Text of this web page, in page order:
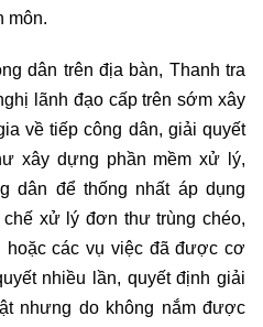
môn.
dân trên địa bàn, Thanh tra
lãnh đạo cấp trên sớm xây
về tiếp công dân, giải quyết
xây dựng phần mềm xử lý,
dân để thống nhất áp dụng
xử lý đơn thư trùng chéo,
các vụ việc đã được cơ
nhiều lần, quyết định giải
nhưng do không nắm được